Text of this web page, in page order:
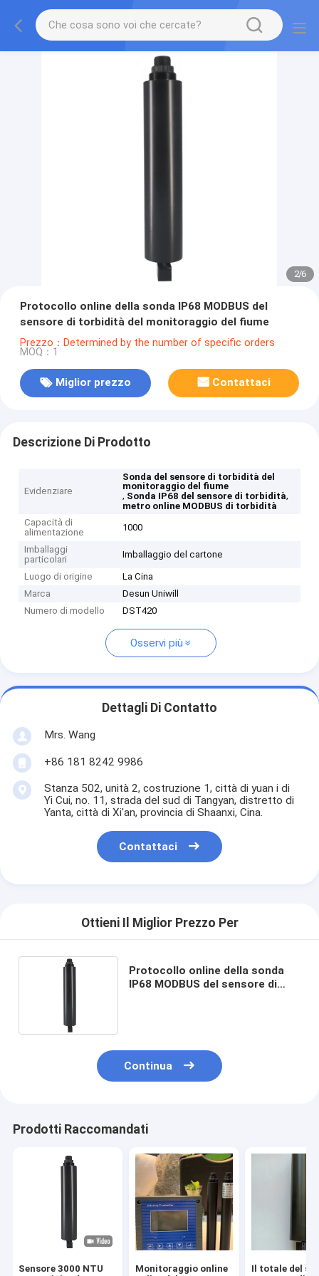
2/6
Protocollo online della sonda IP68 MODBUS del
sensore di torbidità del monitoraggio del fiume
Prezzo：Determined by the number of specific orders
MOQ：1
Miglior prezzo Contattaci
Descrizione Di Prodotto
Evidenziare
Sonda del sensore di torbidità del
monitoraggio del fiume
, Sonda IP68 del sensore di torbidità,
metro online MODBUS di torbidità
Capacità di
alimentazione
1000
Imballaggi
particolari
Imballaggio del cartone
Luogo di origine
La Cina
Marca
Desun Uniwill
Numero di modello
DST420
Osservi più
Dettagli Di Contatto
Mrs. Wang
+86 181 8242 9986
Stanza 502, unità 2, costruzione 1, città di yuan i di
Yi Cui, no. 11, strada del sud di Tangyan, distretto di
Yanta, città di Xi'an, provincia di Shaanxi, Cina.
Contattaci
Ottieni Il Miglior Prezzo Per
Protocollo online della sonda
IP68 MODBUS del sensore di
Continua
Prodotti Raccomandati
Sensore 3000 NTU
Monitoraggio online
Il totale del